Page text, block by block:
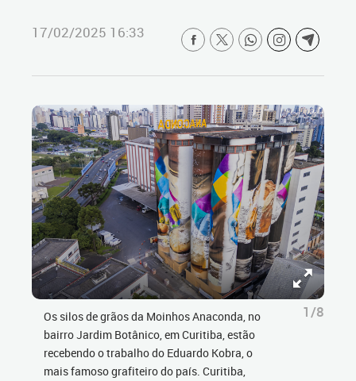
17/02/2025 16:33
Os silos de grãos da Moinhos Anaconda, no
bairro Jardim Botânico, em Curitiba, estão
recebendo o trabalho do Eduardo Kobra, o
mais famoso grafiteiro do país. Curitiba,
1/8